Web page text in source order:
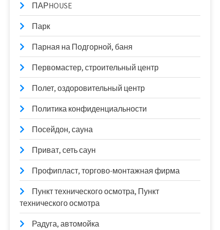
ПАРHOUSE
Парк
Парная на Подгорной, баня
Первомастер, строительный центр
Полет, оздоровительный центр
Политика конфиденциальности
Посейдон, сауна
Приват, сеть саун
Профипласт, торгово-монтажная фирма
Пункт технического осмотра, Пункт
технического осмотра
Радуга, автомойка